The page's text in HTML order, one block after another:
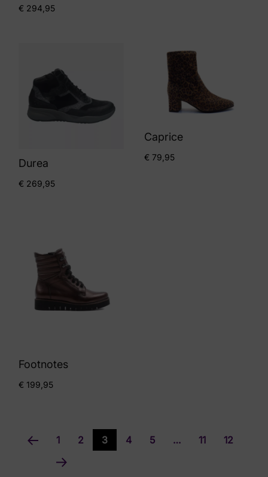
€ 294,95
Durea
€ 269,95
Caprice
€ 79,95
Footnotes
€ 199,95
1 2 3 4 5 … 11 12